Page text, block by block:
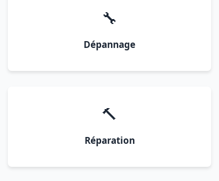
🔧
Dépannage
🔨
Réparation